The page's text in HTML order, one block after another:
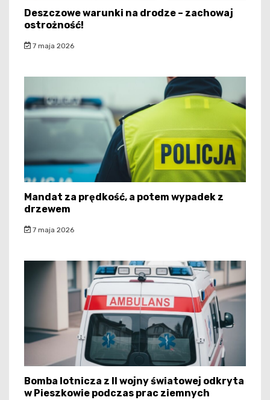
Deszczowe warunki na drodze – zachowaj
ostrożność!
7 maja 2026
Mandat za prędkość, a potem wypadek z
drzewem
7 maja 2026
Bomba lotnicza z II wojny światowej odkryta
w Pieszkowie podczas prac ziemnych